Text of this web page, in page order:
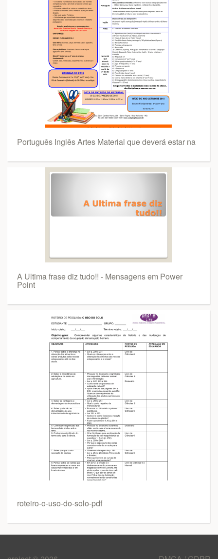
Português Inglês Artes Material que deverá estar na
A Ultima frase diz tudo!! - Mensagens em Power
Point
roteiro-o-uso-do-solo-pdf